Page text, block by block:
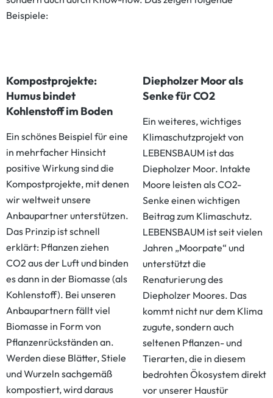
Beispiele:
Kompostprojekte:
Humus bindet
Kohlenstoff im Boden
Ein schönes Beispiel für eine
in mehrfacher Hinsicht
positive Wirkung sind die
Kompostprojekte, mit denen
wir weltweit unsere
Anbaupartner unterstützen.
Das Prinzip ist schnell
erklärt: Pflanzen ziehen
CO2 aus der Luft und binden
es dann in der Biomasse (als
Kohlenstoff). Bei unseren
Anbaupartnern fällt viel
Biomasse in Form von
Pflanzenrückständen an.
Werden diese Blätter, Stiele
und Wurzeln sachgemäß
kompostiert, wird daraus
Diepholzer Moor als
Senke für CO2
Ein weiteres, wichtiges
Klimaschutzprojekt von
LEBENSBAUM ist das
Diepholzer Moor. Intakte
Moore leisten als CO2-
Senke einen wichtigen
Beitrag zum Klimaschutz.
LEBENSBAUM ist seit vielen
Jahren „Moorpate“ und
unterstützt die
Renaturierung des
Diepholzer Moores. Das
kommt nicht nur dem Klima
zugute, sondern auch
seltenen Pflanzen- und
Tierarten, die in diesem
bedrohten Ökosystem direkt
vor unserer Haustür